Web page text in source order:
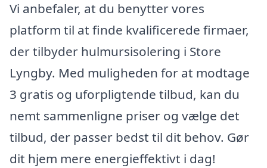
Vi anbefaler, at du benytter vores
platform til at finde kvalificerede firmaer,
der tilbyder hulmursisolering i Store
Lyngby. Med muligheden for at modtage
3 gratis og uforpligtende tilbud, kan du
nemt sammenligne priser og vælge det
tilbud, der passer bedst til dit behov. Gør
dit hjem mere energieffektivt i dag!